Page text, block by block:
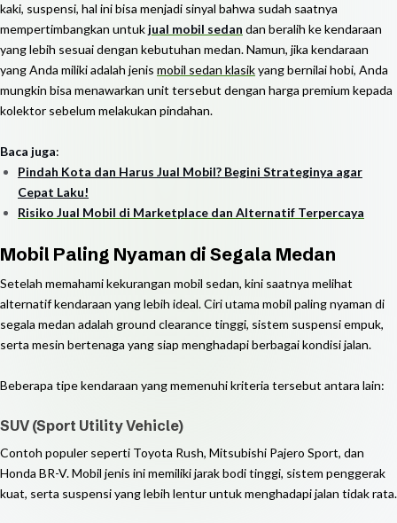
kaki, suspensi, hal ini bisa menjadi sinyal bahwa sudah saatnya
mempertimbangkan untuk jual mobil sedan dan beralih ke kendaraan
yang lebih sesuai dengan kebutuhan medan.Namun, jika kendaraan
yang Anda miliki adalah jenis mobil sedan klasikyang bernilai hobi, Anda
mungkin bisa menawarkan unit tersebut dengan harga premium kepada
kolektor sebelum melakukan pindahan.
Baca juga:
Pindah Kota dan Harus Jual Mobil? Begini Strateginya agar
Cepat Laku!
Risiko Jual Mobil di Marketplace dan Alternatif Terpercaya
Mobil Paling Nyaman di Segala Medan
Setelah memahami kekurangan mobil sedan, kini saatnya melihat
alternatif kendaraan yang lebih ideal. Ciri utama mobil paling nyaman di
segala medan adalah ground clearance tinggi, sistem suspensi empuk,
serta mesin bertenaga yang siap menghadapi berbagai kondisi jalan.
Beberapa tipe kendaraan yang memenuhi kriteria tersebut antara lain:
SUV (Sport Utility Vehicle)
Contoh populer seperti Toyota Rush, Mitsubishi Pajero Sport, dan
Honda BR-V. Mobil jenis ini memiliki jarak bodi tinggi, sistem penggerak
kuat, serta suspensi yang lebih lentur untuk menghadapi jalan tidak rata.